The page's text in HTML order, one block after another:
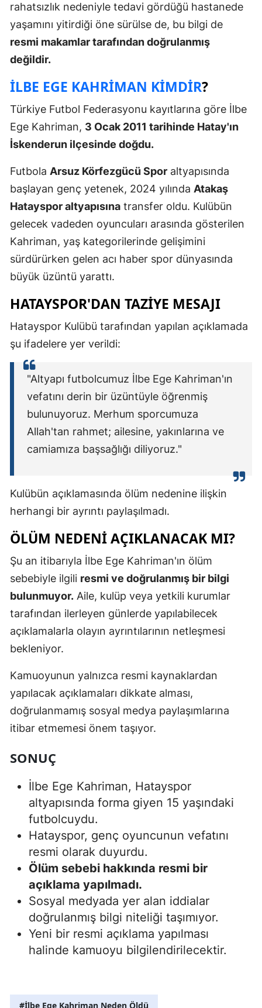
rahatsızlık nedeniyle tedavi gördüğü hastanede
yaşamını yitirdiği öne sürülse de, bu bilgi de
resmi makamlar tarafından doğrulanmış
değildir.
İLBE EGE KAHRIMAN KIMDIR?
Türkiye Futbol Federasyonu kayıtlarına göre İlbe
Ege Kahriman, 3 Ocak 2011 tarihinde Hatay'ın
İskenderun ilçesinde doğdu.
Futbola Arsuz Körfezgücü Spor altyapısında
başlayan genç yetenek, 2024 yılında Atakaş
Hatayspor altyapısına transfer oldu. Kulübün
gelecek vadeden oyuncuları arasında gösterilen
Kahriman, yaş kategorilerinde gelişimini
sürdürürken gelen acı haber spor dünyasında
büyük üzüntü yarattı.
HATAYSPOR'DAN TAZIYE MESAJI
Hatayspor Kulübü tarafından yapılan açıklamada
şu ifadelere yer verildi:
"Altyapı futbolcumuz İlbe Ege Kahriman'ın
vefatını derin bir üzüntüyle öğrenmiş
bulunuyoruz. Merhum sporcumuza
Allah'tan rahmet; ailesine, yakınlarına ve
camiamıza başsağlığı diliyoruz."
Kulübün açıklamasında ölüm nedenine ilişkin
herhangi bir ayrıntı paylaşılmadı.
ÖLÜM NEDENI AÇIKLANACAK MI?
Şu an itibarıyla İlbe Ege Kahriman'ın ölüm
sebebiyle ilgili resmi ve doğrulanmış bir bilgi
bulunmuyor. Aile, kulüp veya yetkili kurumlar
tarafından ilerleyen günlerde yapılabilecek
açıklamalarla olayın ayrıntılarının netleşmesi
bekleniyor.
Kamuoyunun yalnızca resmi kaynaklardan
yapılacak açıklamaları dikkate alması,
doğrulanmamış sosyal medya paylaşımlarına
itibar etmemesi önem taşıyor.
SONUÇ
İlbe Ege Kahriman, Hatayspor
altyapısında forma giyen 15 yaşındaki
futbolcuydu.
Hatayspor, genç oyuncunun vefatını
resmi olarak duyurdu.
Ölüm sebebi hakkında resmi bir
açıklama yapılmadı.
Sosyal medyada yer alan iddialar
doğrulanmış bilgi niteliği taşımıyor.
Yeni bir resmi açıklama yapılması
halinde kamuoyu bilgilendirilecektir.
#İlbe Ege Kahriman Neden Öldü